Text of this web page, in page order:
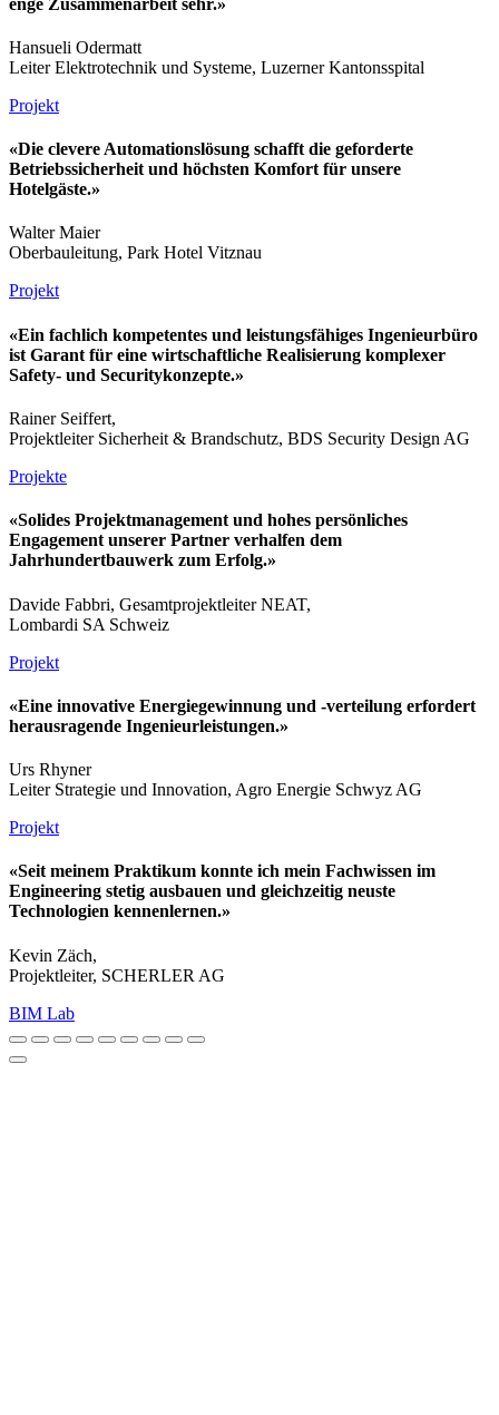
Hansueli Odermatt
Leiter Elektrotechnik und Systeme, Luzerner Kantonsspital
Projekt
«Die clevere Automationslösung schafft die geforderte
Betriebssicherheit und höchsten Komfort für unsere
Hotelgäste.»
Walter Maier
Oberbauleitung, Park Hotel Vitznau
Projekt
«Ein fachlich kompetentes und leistungsfähiges Ingenieurbüro
ist Garant für eine wirtschaftliche Realisierung komplexer
Safety- und Securitykonzepte.»
Rainer Seiffert,
Projektleiter Sicherheit & Brandschutz, BDS Security Design AG
Projekte
«Solides Projektmanagement und hohes persönliches
Engagement unserer Partner verhalfen dem
Jahrhundertbauwerk zum Erfolg.»
Davide Fabbri, Gesamtprojektleiter NEAT,
Lombardi SA Schweiz
Projekt
«Eine innovative Energiegewinnung und -verteilung erfordert
herausragende Ingenieurleistungen.»
Urs Rhyner
Leiter Strategie und Innovation, Agro Energie Schwyz AG
Projekt
«Seit meinem Praktikum konnte ich mein Fachwissen im
Engineering stetig ausbauen und gleichzeitig neuste
Technologien kennenlernen.»
Kevin Zäch,
Projektleiter, SCHERLER AG
BIM Lab